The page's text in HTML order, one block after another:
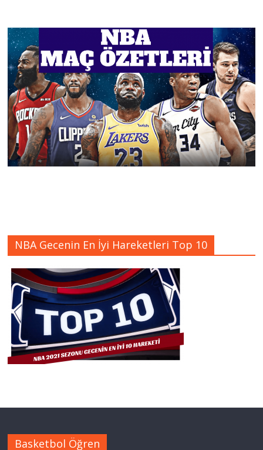
NBA Gecenin En İyi Hareketleri Top 10
Basketbol Öğren